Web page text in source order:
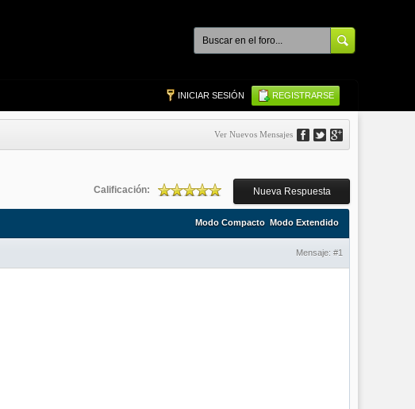
INICIAR SESIÓN REGISTRARSE
Ver Nuevos Mensajes
Nueva Respuesta
Calificación:
Modo Compacto Modo Extendido
Mensaje: #1